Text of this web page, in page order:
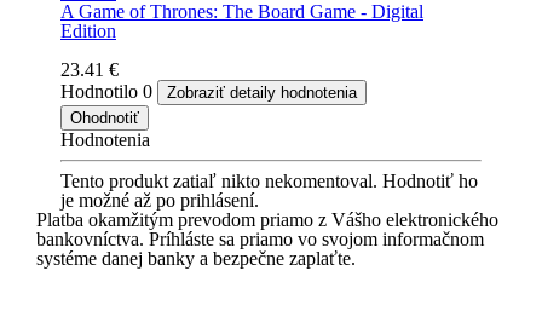
A Game of Thrones: The Board Game - Digital
Edition
23.41 €
Hodnotilo 0
Zobraziť detaily hodnotenia
Ohodnotiť
Hodnotenia
Tento produkt zatiaľ nikto nekomentoval. Hodnotiť ho
je možné až po prihlásení.
Platba okamžitým prevodom priamo z Vášho elektronického
bankovníctva. Príhláste sa priamo vo svojom informačnom
systéme danej banky a bezpečne zaplaťte.